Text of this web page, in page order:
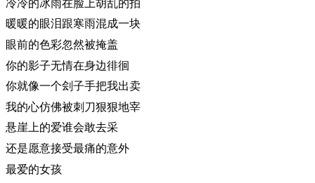
冷冷的冰雨在脸上胡乱的拍
暖暖的眼泪跟寒雨混成一块
眼前的色彩忽然被掩盖
你的影子无情在身边徘徊
你就像一个刽子手把我出卖
我的心仿佛被刺刀狠狠地宰
悬崖上的爱谁会敢去采
还是愿意接受最痛的意外
最爱的女孩